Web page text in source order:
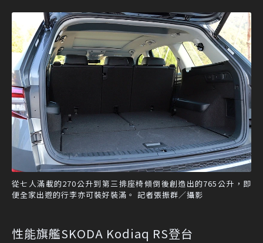
從七人滿載的270公升到第三排座椅傾倒後創造出的765公升，即
便全家出遊的行李亦可裝好裝滿。 記者張振群／攝影
性能旗艦SKODA Kodiaq RS登台